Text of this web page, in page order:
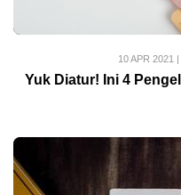
10 APR 2021
Yuk Diatur! Ini 4